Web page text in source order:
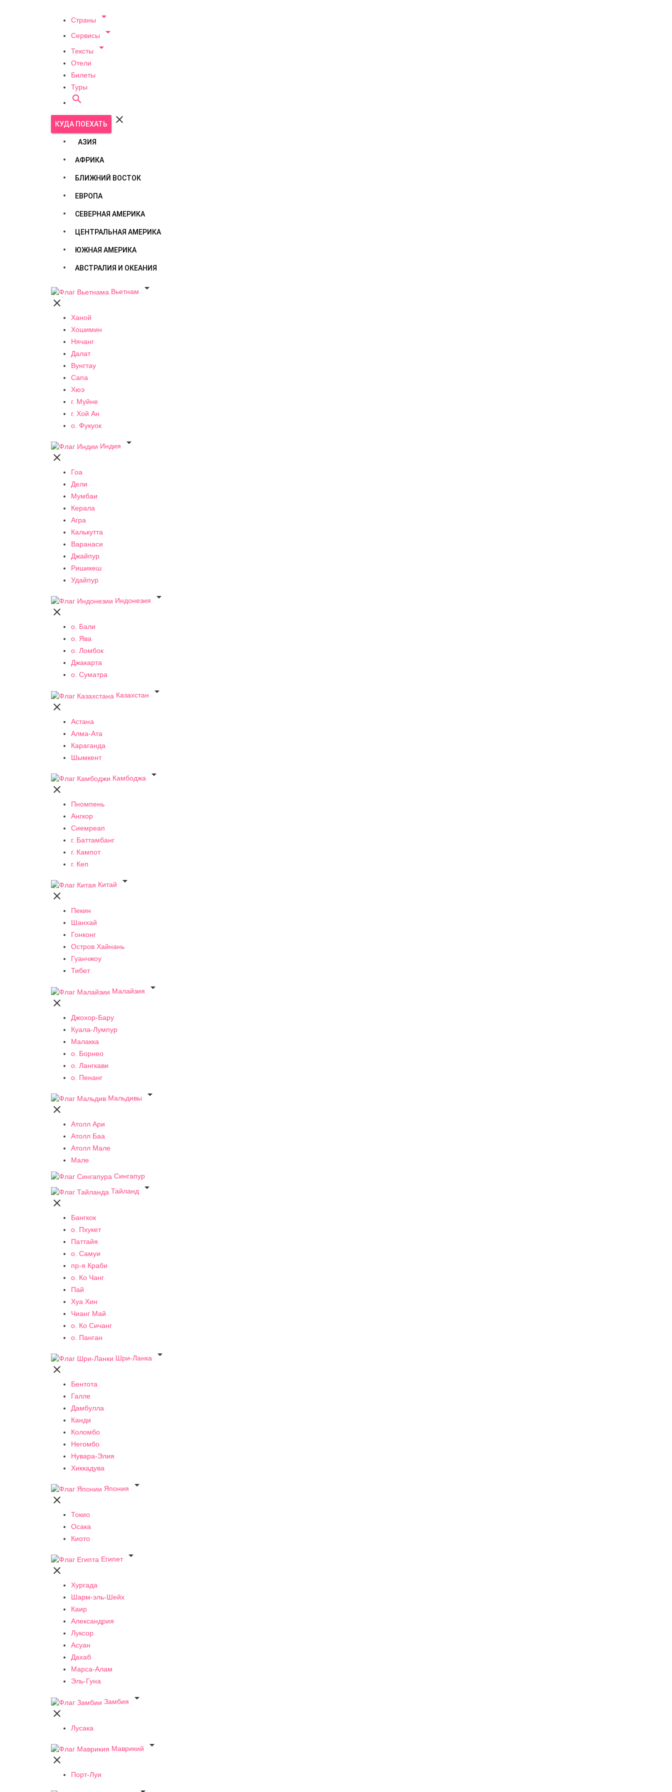
Страны 
Сервисы 
Тексты 
Отели
Билеты
Туры

КУДА ПОЕХАТЬ 
АЗИЯ
АФРИКА
БЛИЖНИЙ ВОСТОК
ЕВРОПА
СЕВЕРНАЯ АМЕРИКА
ЦЕНТРАЛЬНАЯ АМЕРИКА
ЮЖНАЯ АМЕРИКА
АВСТРАЛИЯ И ОКЕАНИЯ
Вьетнам


Ханой
Хошимин
Нячанг
Далат
Вунгтау
Сапа
Хюэ
г. Муйне
г. Хой Ан
о. Фукуок
Индия


Гоа
Дели
Мумбаи
Керала
Агра
Калькутта
Варанаси
Джайпур
Ришикеш
Удайпур
Индонезия


о. Бали
о. Ява
о. Ломбок
Джакарта
о. Суматра
Казахстан


Астана
Алма-Ата
Караганда
Шымкент
Камбоджа


Пномпень
Ангкор
Сиемреап
г. Баттамбанг
г. Кампот
г. Кеп
Китай


Пекин
Шанхай
Гонконг
Остров Хайнань
Гуанчжоу
Тибет
Малайзия


Джохор-Бару
Куала-Лумпур
Малакка
о. Борнео
о. Лангкави
о. Пенанг
Мальдивы


Атолл Ари
Атолл Баа
Атолл Мале
Мале
Сингапур
Тайланд


Бангкок
о. Пхукет
Паттайя
о. Самуи
пр-я Краби
о. Ко Чанг
Пай
Хуа Хин
Чианг Май
о. Ко Сичанг
о. Панган
Шри-Ланка


Бентота
Галле
Дамбулла
Канди
Коломбо
Негомбо
Нувара-Элия
Хиккадува
Япония


Токио
Осака
Киото
Египет


Хургада
Шарм-эль-Шейх
Каир
Александрия
Луксор
Асуан
Дахаб
Марса-Алам
Эль-Гуна
Замбия


Лусака
Маврикий


Порт-Луи